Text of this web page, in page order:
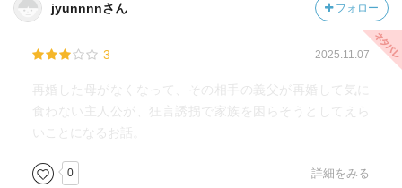
jyunnnnさん フォロー
3 2025.11.07
再婚した母がなくなって、その相手の義父が再婚して気に
食わない主人公が、狂言誘拐で家族を困らそうとしてえら
いことになるお話。
0 詳細をみる